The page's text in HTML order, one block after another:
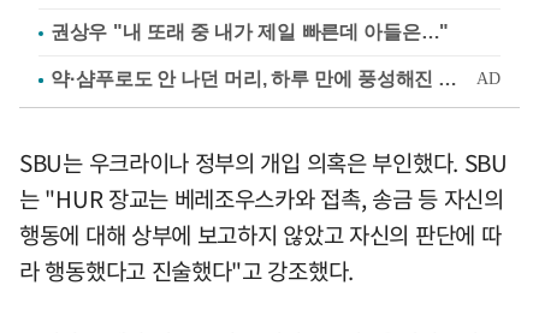
권상우 "내 또래 중 내가 제일 빠른데 아들은…"
SBU는 우크라이나 정부의 개입 의혹은 부인했다. SBU
는 "HUR 장교는 베레조우스카와 접촉, 송금 등 자신의
행동에 대해 상부에 보고하지 않았고 자신의 판단에 따
라 행동했다고 진술했다"고 강조했다.